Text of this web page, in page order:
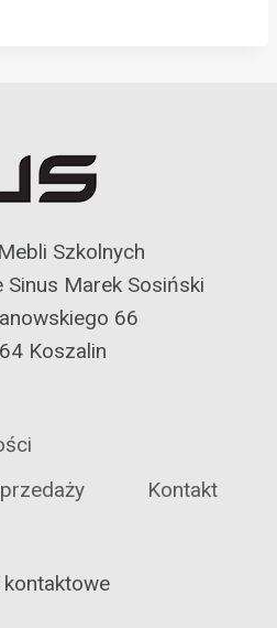
Szkolnych
Sinus Marek Sosiński
66
Koszalin
Kontakt
kontaktowe